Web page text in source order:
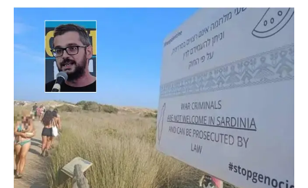
BANDI
SPORT IN SARDEGNA
RISULTATI E CLASSIFICHE
CALCIO
CALCIO REGIONALE
BASKET
VOLLEY